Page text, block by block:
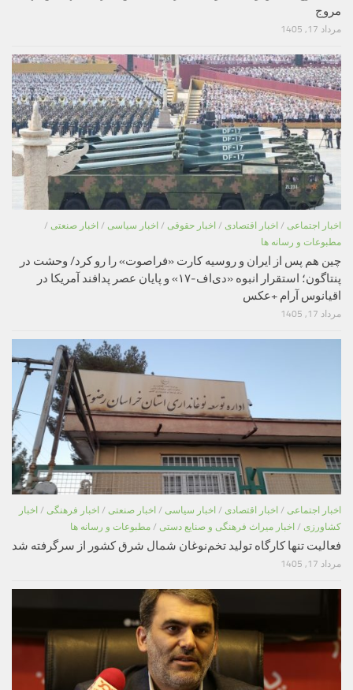
مروج
مرداد 17, 1405
اخبار اجتماعی / اخبار اقتصادی / اخبار حقوقی / اخبار سیاسی / اخبار صنعتی /
مطبوعات و رسانه ها
چین هم پس از ایران و روسیه کارت «فراصوت» را رو کرد/ وحشت در
پنتاگون؛ استقرار انبوه «دی‌اف‑۱۷» و پایان عصر پدافند آمریکا در
اقیانوس آرام +عکس
مرداد 17, 1405
اخبار اجتماعی / اخبار اقتصادی / اخبار سیاسی / اخبار صنعتی / اخبار فرهنگی / اخبار
کشاورزی / اخبار میراث فرهنگی و صنایع دستی / مطبوعات و رسانه ها
فعالیت تنها کارگاه تولید تخم‌نوغان شمال شرق کشور از سرگرفته شد
مرداد 17, 1405